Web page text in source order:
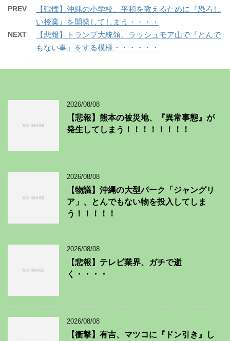
PREV
【戦慄】沖縄の小学校、平和を教えるために『恐ろし
い授業』を開発してしまう・・・・
NEXT
【悲報】トランプ大統領、ラッシュモア山で『とんで
もない事』をする模様・・・・・・
2026/08/08
【悲報】熊本の被災地、『異常事態』が
発生してしまう！！！！！！！！
2026/08/08
【物議】沖縄の大型パーク「ジャングリ
ア」、とんでもない物を投入してしま
う！！！！！
2026/08/08
【悲報】テレビ業界、ガチで逝
く・・・・
2026/08/08
【衝撃】有吉、マツコに『ドン引き』し